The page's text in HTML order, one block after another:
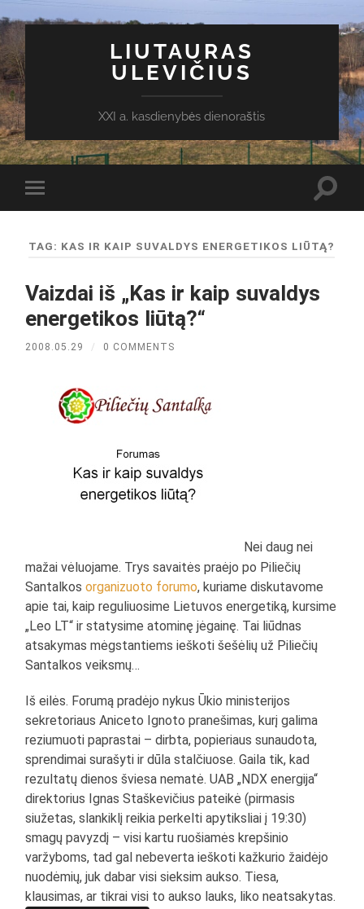
LIUTAURAS
ULEVIČIUS
XXI a. kasdienybės dienoraštis
Toggle
mobile
TAG: KAS IR KAIP SUVALDYS ENERGETIKOS LIŪTĄ?
Vaizdai iš „Kas ir kaip suvaldys
energetikos liūtą?“
2008.05.29 / 0 COMMENTS
Nei daug nei
mažai vėluojame. Trys savaitės praėjo po Piliečių
Santalkosorganizuoto forumo, kuriame diskutavome
apie tai, kaip reguliuosime Lietuvos energetiką, kursime
„Leo LT“ ir statysime atominę jėgainę. Tai liūdnas
atsakymas mėgstantiems ieškoti šešėlių už Piliečių
Santalkos veiksmų…
Iš eilės. Forumą pradėjo nykus Ūkio ministerijos
sekretoriaus Aniceto Ignoto pranešimas, kurį galima
reziumuoti paprastai – dirbta, popieriaus sunaudota,
sprendimai surašyti ir dūla stalčiuose. Gaila tik, kad
rezultatų dienos šviesa nematė. UAB „NDX energija“
direktorius Ignas Staškevičius pateikė (pirmasis
siužetas, slankiklį reikia perkelti apytiksliai į 19:30)
smagų pavyzdį – visi kartu ruošiamės krepšinio
varžyboms, tad gal nebeverta ieškoti kažkurio žaidėjo
nuodėmių, juk dabar visi sieksim aukso. Tiesa,
klausimas, ar tikrai visi to aukso lauks, liko neatsakytas.